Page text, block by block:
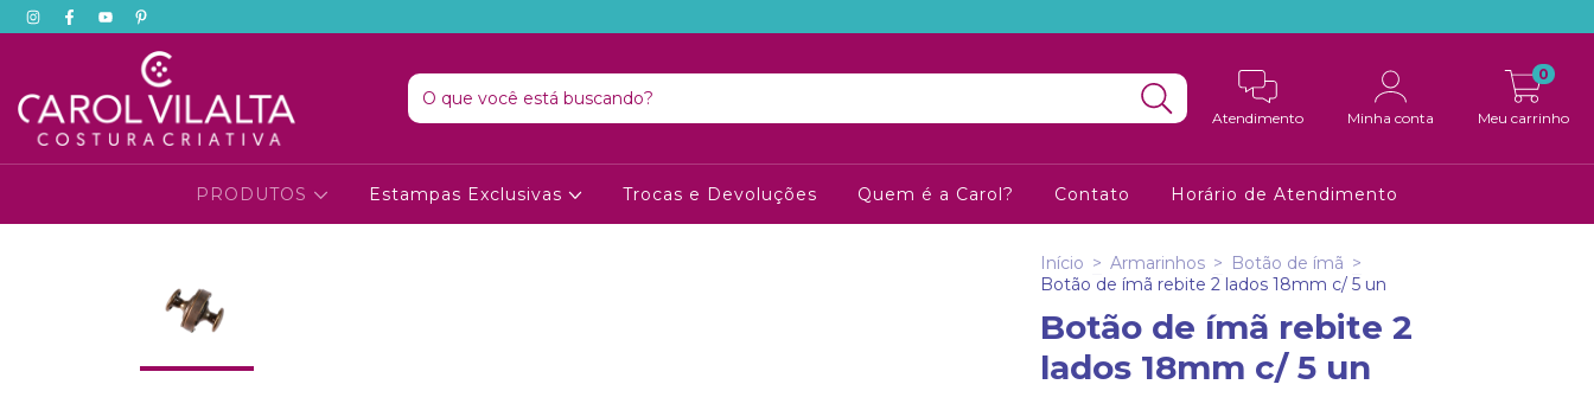
Atendimento Minha conta Meu carrinho
0
PRODUTOS Estampas Exclusivas Trocas e Devoluções Quem é a Carol? Contato Horário de Atendimento
Início > Armarinhos > Botão de ímã >
Botão de ímã rebite 2 lados 18mm c/ 5 un
Botão de ímã rebite 2
lados 18mm c/ 5 un